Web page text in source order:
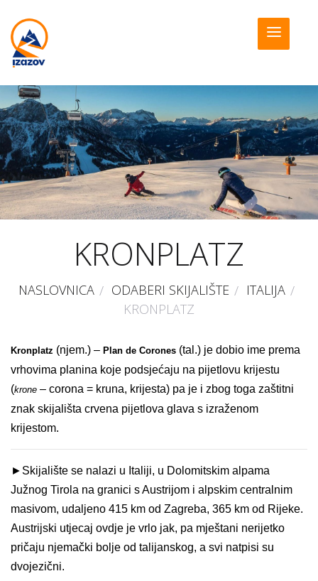
KRONPLATZ
NASLOVNICA ODABERI SKIJALIŠTE
ITALIJA
KRONPLATZ
Kronplatz (njem.) – Plan de Corones (tal.) je dobio ime prema
vrhovima planina koje podsjećaju na pijetlovu krijestu
(krone – corona = kruna, krijesta) pa je i zbog toga zaštitni
znak skijališta crvena pijetlova glava s izraženom
krijestom.
► Skijalište se nalazi u Italiji, u Dolomitskim alpama
Južnog Tirola na granici s Austrijom i alpskim centralnim
masivom, udaljeno 415 km od Zagreba, 365 km od Rijeke.
Austrijski utjecaj ovdje je vrlo jak, pa mještani nerijetko
pričaju njemački bolje od talijanskog, a svi natpisi su
dvojezični.